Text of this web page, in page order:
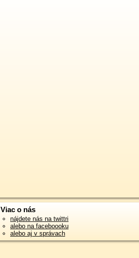
Viac o nás
nájdete nás na twittri
alebo na faceboooku
alebo aj v správach